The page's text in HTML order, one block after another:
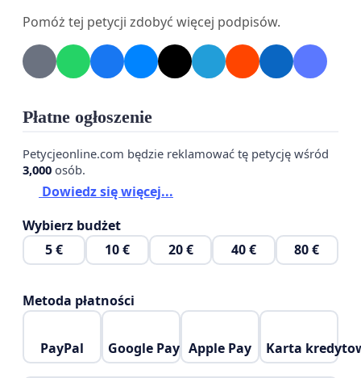
Wnosimy o odstąpienie od planów likwidacji Filii nr
14 lub – jeśli wymogi finansowe są niezbędne – o
lokalizacji, zmniejszenia powierzchni lub
pozyskania dodatkowego dofinansowania.
Biblioteka to więcej niż wypożyczalnia książek – to
serce lokalnej społeczności. Prosimy o jej
Z wyrazami szacunku,
Podpisani mieszkańcy Bydgoszczy
Pomóż tej petycji zdobyć więcej podpisów.
Płatne ogłoszenie
Petycjeonline.com będzie reklamować tę petycję wśród
3,000 osób.
Dowiedz się więcej...
Wybierz budżet
5 €
10 € 20 € 40 € 80 €
Metoda płatności
PayPal Google Pay Apple Pay Karta